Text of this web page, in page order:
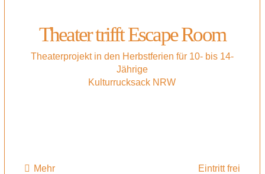
Theater trifft Escape Room
Theaterprojekt in den Herbstferien für 10- bis 14-
Jährige
Kulturrucksack NRW
Mehr Eintritt frei